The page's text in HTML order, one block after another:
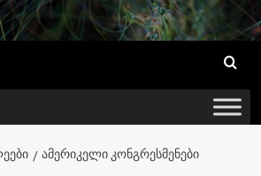
ᲐᲛᲔᲠᲘᲙᲔᲚᲘ ᲙᲝᲜᲒᲠᲔᲡᲛᲔᲜᲔᲑᲘ